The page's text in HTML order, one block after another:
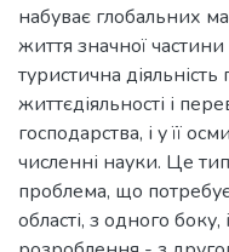
набуває глобальних
життя значної
туристична
життєдіяльності і
господарства, і у її
численні науки. Це
проблема, що
області, з одного боку,